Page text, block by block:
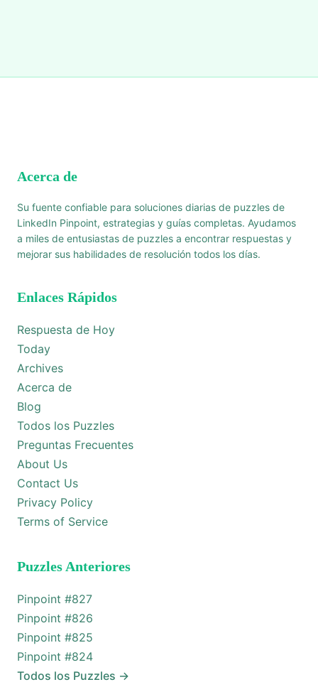
Acerca de
Su fuente confiable para soluciones diarias de puzzles de
LinkedIn Pinpoint, estrategias y guías completas. Ayudamos
a miles de entusiastas de puzzles a encontrar respuestas y
mejorar sus habilidades de resolución todos los días.
Enlaces Rápidos
Respuesta de Hoy
Today
Archives
Acerca de
Blog
Todos los Puzzles
Preguntas Frecuentes
About Us
Contact Us
Privacy Policy
Terms of Service
Puzzles Anteriores
Pinpoint #827
Pinpoint #826
Pinpoint #825
Pinpoint #824
Todos los Puzzles →